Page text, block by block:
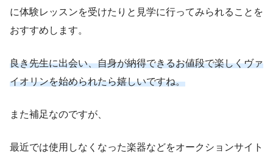
に体験レッスンを受けたりと見学に行ってみられることを
おすすめします。
良き先生に出会い、自身が納得できるお値段で楽しくヴァ
イオリンを始められたら嬉しいですね。
また補足なのですが、
最近では使用しなくなった楽器などをオークションサイト